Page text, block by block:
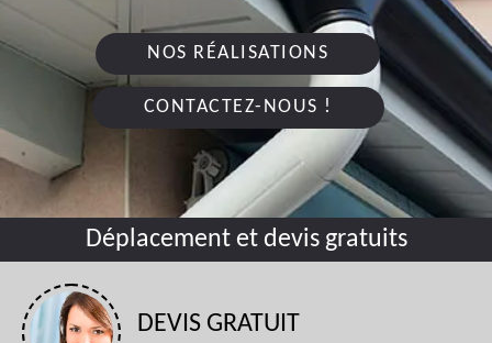
NOS RÉALISATIONS
CONTACTEZ-NOUS !
Déplacement et devis gratuits
DEVIS GRATUIT